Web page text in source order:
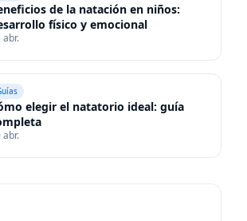
de la natación en niños:
físico y emocional
abr.
elegir el natatorio ideal: guía
abr.